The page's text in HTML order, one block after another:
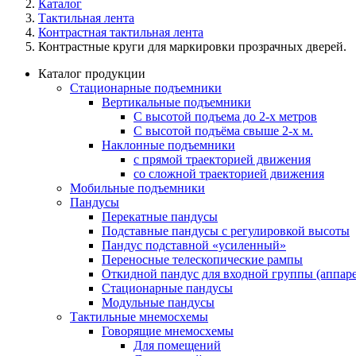
Каталог
Тактильная лента
Контрастная тактильная лента
Контрастные круги для маркировки прозрачных дверей.
Каталог продукции
Стационарные подъемники
Вертикальные подъемники
С высотой подъема до 2-х метров
С высотой подъёма свыше 2-х м.
Наклонные подъемники
с прямой траекторией движения
со сложной траекторией движения
Мобильные подъемники
Пандусы
Перекатные пандусы
Подставные пандусы с регулировкой выcоты
Пандус подставной «усиленный»
Переносные телескопические рампы
Откидной пандус для входной группы
Стационарные пандусы
Модульные пандусы
Тактильные мнемосхемы
Говорящие мнемосхемы
Для помещений